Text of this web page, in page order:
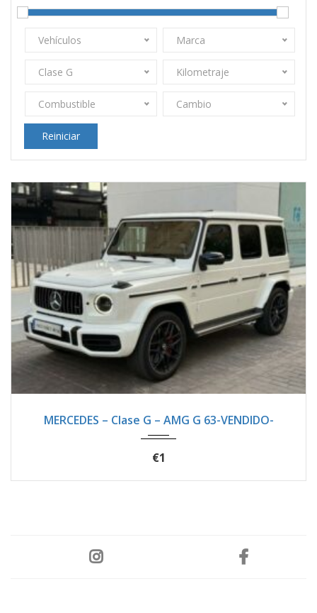
Vehículos Marca
Clase G Kilometraje
Combustible Cambio
Reiniciar
MERCEDES – Clase G – AMG G 63-VENDIDO-
€1